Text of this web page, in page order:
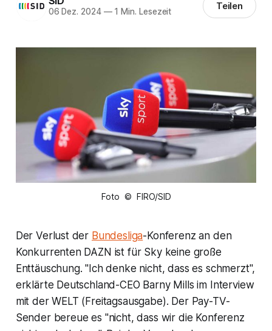
06 Dez. 2024 —1 Min. Lesezeit Teilen
Foto © FIRO/SID
Der Verlust der Bundesliga-Konferenz an den
Konkurrenten DAZN ist für Sky keine große
Enttäuschung. "Ich denke nicht, dass es schmerzt",
erklärte Deutschland-CEO Barny Mills im Interview
mit der WELT (Freitagsausgabe). Der Pay-TV-
Sender bereue es "nicht, dass wir die Konferenz